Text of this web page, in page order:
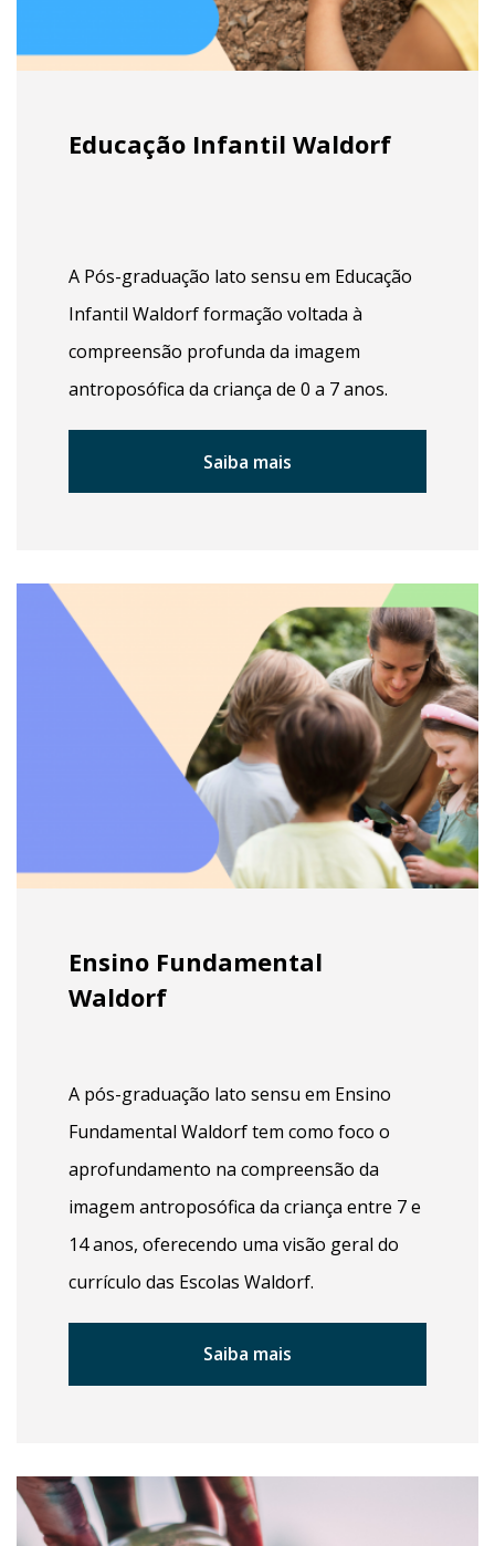
Educação Infantil Waldorf
A Pós-graduação lato sensu em Educação
Infantil Waldorf formação voltada à
compreensão profunda da imagem
antroposófica da criança de 0 a 7 anos.
Saiba mais
Ensino Fundamental
Waldorf
A pós-graduação lato sensu em Ensino
Fundamental Waldorf tem como foco o
aprofundamento na compreensão da
imagem antroposófica da criança entre 7 e
14 anos, oferecendo uma visão geral do
currículo das Escolas Waldorf.
Saiba mais